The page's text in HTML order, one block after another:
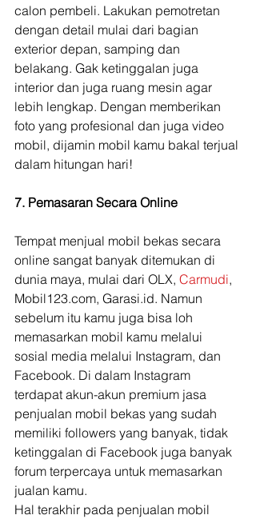
calon pembeli. Lakukan pemotretan
dengan detail mulai dari bagian
exterior depan, samping dan
belakang. Gak ketinggalan juga
interior dan juga ruang mesin agar
lebih lengkap. Dengan memberikan
foto yang profesional dan juga video
mobil, dijamin mobil kamu bakal terjual
dalam hitungan hari!
7. Pemasaran Secara Online
Tempat menjual mobil bekas secara
online sangat banyak ditemukan di
dunia maya, mulai dari OLX, Carmudi,
Mobil123.com, Garasi.id. Namun
sebelum itu kamu juga bisa loh
memasarkan mobil kamu melalui
sosial media melalui Instagram, dan
Facebook. Di dalam Instagram
terdapat akun-akun premium jasa
penjualan mobil bekas yang sudah
memiliki followers yang banyak, tidak
ketinggalan di Facebook juga banyak
forum terpercaya untuk memasarkan
jualan kamu.
Hal terakhir pada penjualan mobil